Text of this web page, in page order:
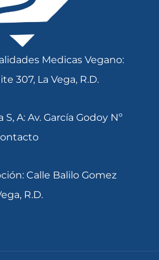
Medicas Vegano:
307, La Vega, R.D.
A: Av. García Godoy Nº
Calle Balilo Gomez
R.D.